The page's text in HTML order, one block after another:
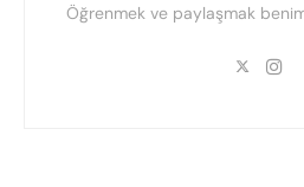
Öğrenmek ve paylaşmak